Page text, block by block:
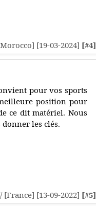
[19-03-2024] [#4]
pour vos sports
position pour
ce dit matériel. Nous
les clés.
[France] [13-09-2022] [#5]